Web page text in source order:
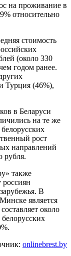
на проживание в
относительно
стоимость
(около 330
годом ранее.
Турция (46%),
в Беларуси
на те же
рост
направлений
рубля.
также
россиян
В
является
около
onlinebrest.by